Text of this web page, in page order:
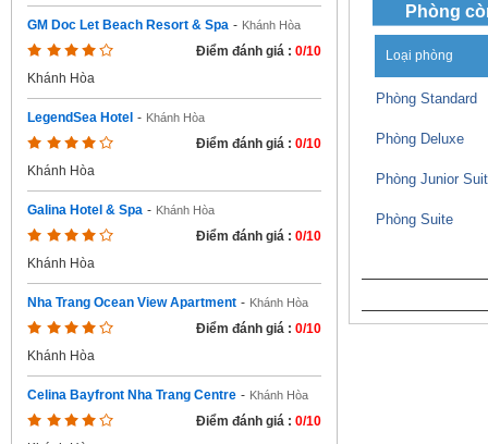
GM Doc Let Beach Resort & Spa - Khánh Hòa
Điểm đánh giá : 0/10
Khánh Hòa
LegendSea Hotel - Khánh Hòa
Điểm đánh giá : 0/10
Khánh Hòa
Galina Hotel & Spa - Khánh Hòa
Điểm đánh giá : 0/10
Khánh Hòa
Nha Trang Ocean View Apartment - Khánh Hòa
Điểm đánh giá : 0/10
Khánh Hòa
Celina Bayfront Nha Trang Centre - Khánh Hòa
Điểm đánh giá : 0/10
Phòng
Loại phòng
Phòng Standard
Phòng Deluxe
Phòng Junior
Phòng Suite